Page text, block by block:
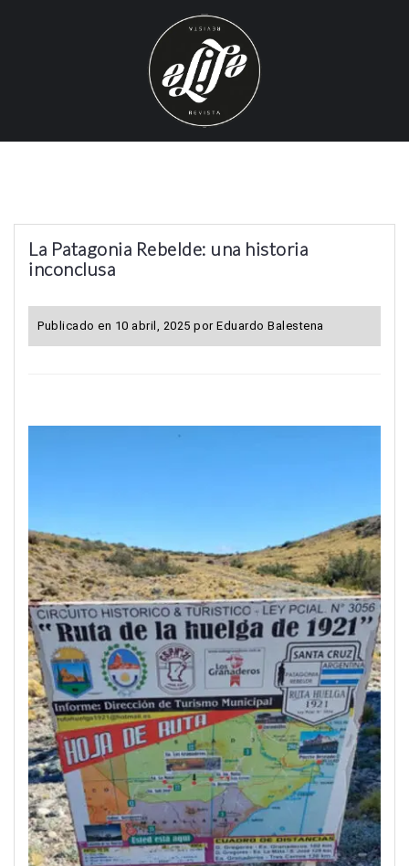
La Patagonia Rebelde: una historia
inconclusa
Publicado en 10 abril, 2025 por Eduardo Balestena